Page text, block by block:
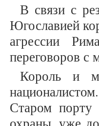
В связи с
Югославией
агрессии
переговоров с
Король и
Старом порту